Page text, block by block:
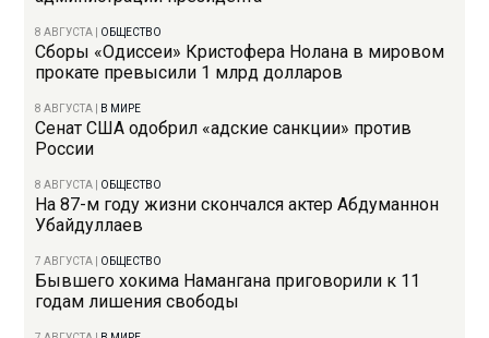
8 АВГУСТА ОБЩЕСТВО
Сборы «Одиссеи» Кристофера Нолана в мировом
прокате превысили 1 млрд долларов
8 АВГУСТА В МИРЕ
Сенат США одобрил «адские санкции» против
России
8 АВГУСТА ОБЩЕСТВО
На 87-м году жизни скончался актер Абдуманнон
Убайдуллаев
7 АВГУСТА ОБЩЕСТВО
Бывшего хокима Намангана приговорили к 11
годам лишения свободы